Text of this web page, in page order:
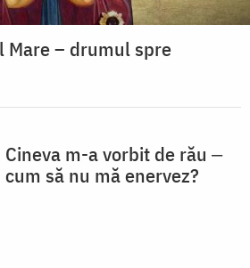
Mare – drumul spre
Cineva m-a vorbit de rău ‒
cum să nu mă enervez?